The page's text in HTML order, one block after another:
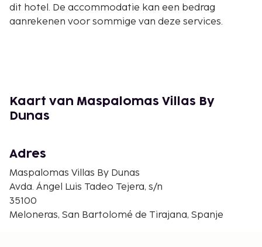
dit hotel. De accommodatie kan een bedrag
aanrekenen voor sommige van deze services.
Kaart van Maspalomas Villas By
Dunas
Adres
Maspalomas Villas By Dunas
Avda. Ángel Luis Tadeo Tejera, s/n
35100
Meloneras, San Bartolomé de Tirajana, Spanje